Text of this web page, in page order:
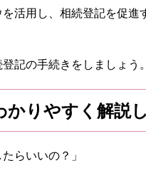
活用し、相続登記を促進
記の手続きをしましょう。
かりやすく解説
らいいの？」